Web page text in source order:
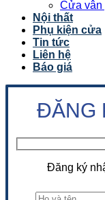
Cửa vân
Nội thất
Phụ kiện cửa
Tin tức
Liên hệ
Báo giá
ĐĂNG
Đăng ký